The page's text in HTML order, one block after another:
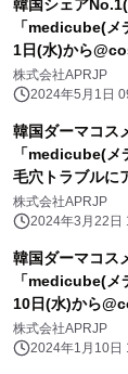
韓国シェア
「medicube(メ
1日(水)から
の期間限定POP
株式会社APRJP
2024年5月1日
韓国ダーマコス
「medicube(メ
毛穴トラブルに
「ゼロ1DAYエ
2000/7500」が
株式会社APRJP
2024年3月22日
韓国ダーマコス
「medicube(メ
10日(水)から
初の期間限定
株式会社APRJP
2024年1月10日